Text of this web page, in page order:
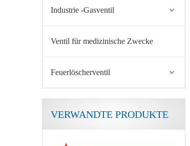
Industrie -Gasventil
Ventil für medizinische Zwecke
Feuerlöscherventil
VERWANDTE PRODUKTE
Sicherheitskupferlegierung Camping LPG Ventil